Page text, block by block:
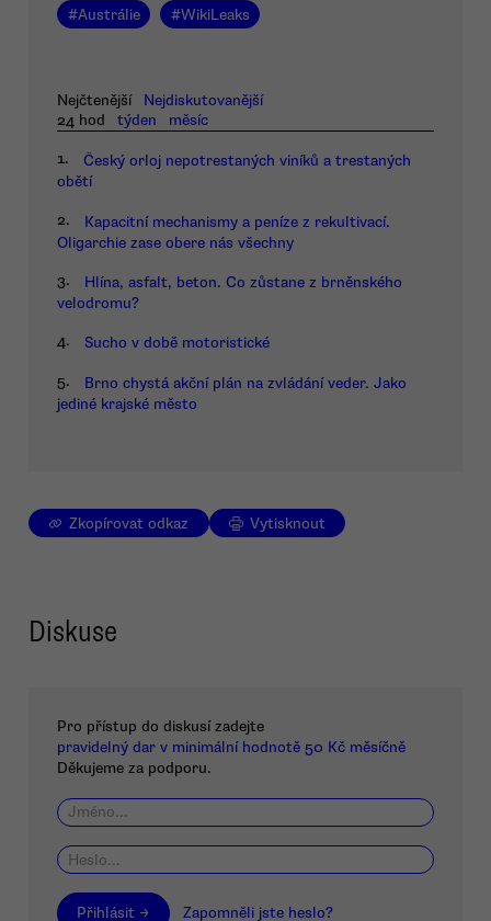
#Austrálie #WikiLeaks
Nejčtenější
Nejdiskutovanější
24 hod
týden měsíc
1.
Český orloj nepotrestaných viníků a trestaných
obětí
2.
Kapacitní mechanismy a peníze z rekultivací.
Oligarchie zase obere nás všechny
3.
Hlína, asfalt, beton. Co zůstane z brněnského
velodromu?
4. Sucho v době motoristické
5.
Brno chystá akční plán na zvládání veder. Jako
jediné krajské město
Zkopírovat odkaz Vytisknout
Diskuse
Pro přístup do diskusí zadejte
pravidelný dar v minimální hodnotě 50 Kč měsíčně
Děkujeme za podporu.
Přihlásit → Zapomněli jste heslo?